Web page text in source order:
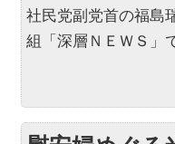
社民党副党首の福島
組「深層ＮＥＷＳ」